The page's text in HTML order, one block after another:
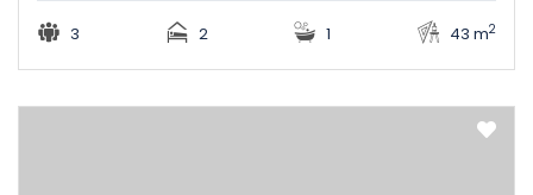
3 2 1 43 m2